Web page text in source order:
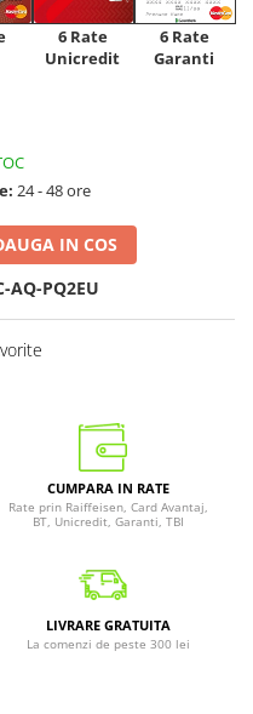
6 Rate
Unicredit
6 Rate
Garanti
24 - 48 ore
IN COS
AQ-PQ2EU
CUMPARA IN RATE
Rate prin Raiffeisen, Card Avantaj,
BT, Unicredit, Garanti, TBI
LIVRARE GRATUITA
La comenzi de peste 300 lei